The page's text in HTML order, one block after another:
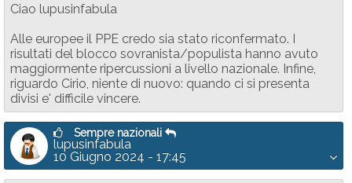
Ciao lupusinfabula
Alle europee il PPE credo sia stato riconfermato. I
risultati del blocco sovranista/populista hanno avuto
maggiormente ripercussioni a livello nazionale. Infine,
riguardo Cirio, niente di nuovo: quando ci si presenta
divisi e' difficile vincere.
Sempre nazionali
lupusinfabula
10 Giugno 2024 - 17:45